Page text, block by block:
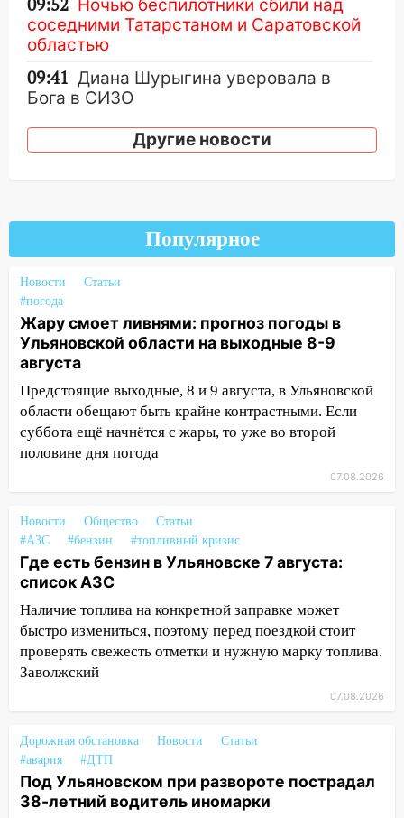
09:52 Ночью беспилотники сбили над
соседними Татарстаном и Саратовской
областью
09:41 Диана Шурыгина уверовала в
Бога в СИЗО
09:35 В Ульяновске директора фирмы
будут судить за неуплату налогов на 48
велосипедистку: пострадали двое
07:20 Жара возвращается: ожидается
знойный и сухой четверг
06:00
пострадал 38-летний водитель
иномарки
05:00 «Каждая пятая женщина и каждый
второй мужчина в мире сталкиваются с
алопецией»: врач рассказал, чем может
быть вызвано облысение и как с этим
справиться
принесет прилив творческой энергии и
отличные шансы исправить старые
ошибки
23:20 Прогноз погоды на 7 августа в
Ульяновской области
20:04
Ульяновцев приглашают на забег,
посвящённый Дню воздушного флота
19:12 В Ульяновской области
руководителя частной компании
наказали за сокрытие прошлого своего
сотрудник
Другие новости
Популярное
Новости
Статьи
#погода
Жару смоет ливнями: прогноз погоды в
Ульяновской области на выходные 8-9
августа
Предстоящие выходные, 8 и 9 августа, в Ульяновской
области обещают быть крайне контрастными. Если
суббота ещё начнётся с жары, то уже во второй
половине дня погода
07.08.2026
Новости Общество
Статьи
#АЗС
#бензин #топливный кризис
Где есть бензин в Ульяновске 7 августа:
список АЗС
Наличие топлива на конкретной заправке может
быстро измениться, поэтому перед поездкой стоит
проверять свежесть отметки и нужную марку топлива.
Заволжский
07.08.2026
Дорожная обстановка Новости
Статьи
#авария
#ДТП
Под Ульяновском при развороте пострадал
38-летний водитель иномарки